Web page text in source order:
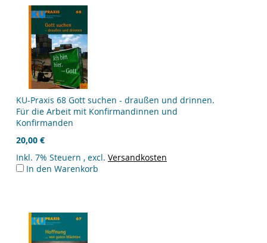
KU-Praxis 68 Gott suchen - draußen und drinnen.
Für die Arbeit mit Konfirmandinnen und
Konfirmanden
20,00 €
Inkl. 7% Steuern , excl. Versandkosten
In den Warenkorb